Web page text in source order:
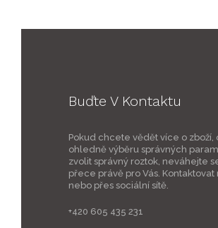
Buďte V Kontaktu
Pokud chcete vědět více o
ohledně výběru správných
zvolit správný roztok, neváhejte
přece právě pro Vás.
nebo přes sociální sítě.
+420 605 435 231